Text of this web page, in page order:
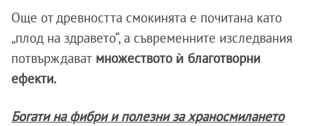
Още от древността смокинята е почитана като
„плод на здравето“, а съвременните изследвания
потвърждават множеството ѝ благотворни
ефекти.
Богати на фибри и полезни за храносмилането